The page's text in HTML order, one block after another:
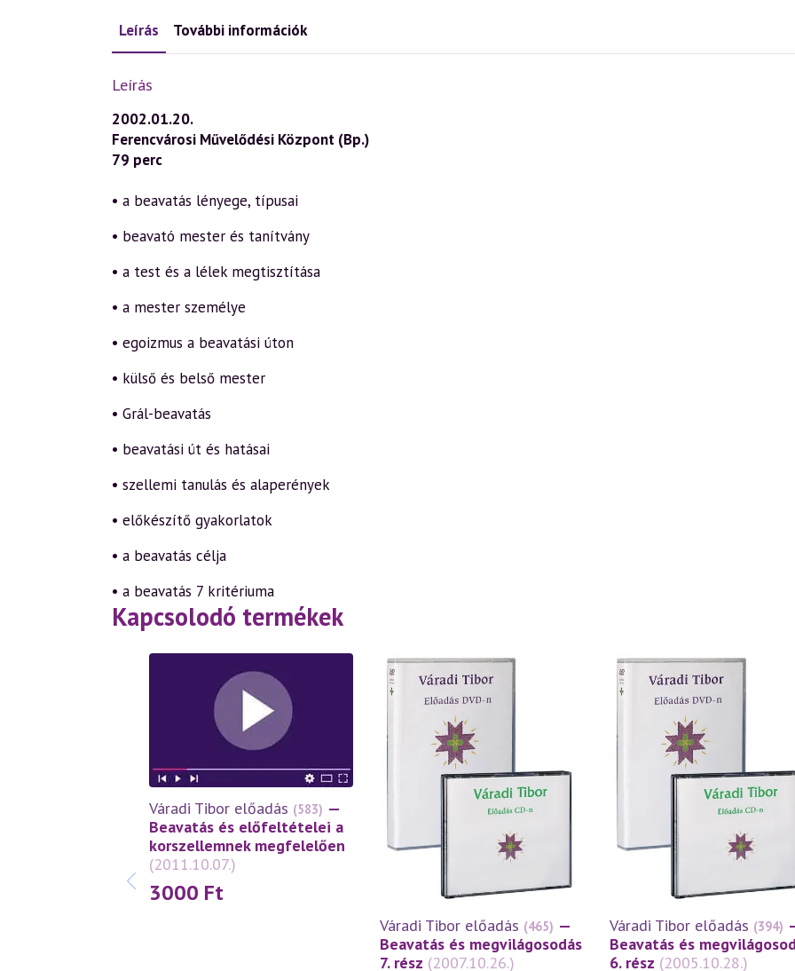
Leírás További információk
Leírás
2002.01.20.
Ferencvárosi Művelődési Központ (Bp.)
79 perc
• a beavatás lényege, típusai
• beavató mester és tanítvány
• a test és a lélek megtisztítása
• a mester személye
• egoizmus a beavatási úton
• külső és belső mester
• Grál-beavatás
• beavatási út és hatásai
• szellemi tanulás és alaperények
• előkészítő gyakorlatok
• a beavatás célja
• a beavatás 7 kritériuma
Kapcsolodó termékek
Váradi Tibor előadás (583) —
Beavatás és előfeltételei a
korszellemnek megfelelően
(2011.10.07.)
3000 Ft
Váradi Tibor előadás (465) —
Beavatás és megvilágosodás
7. rész (2007.10.26.)
Váradi Tibor előadás (394)
Beavatás és
6. rész (2005.10.28.)